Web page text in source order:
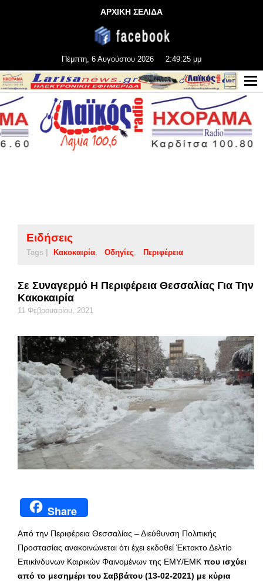
ΑΡΧΙΚΗ ΣΕΛΙΔΑ
Πέμπτη, 6 Αυγούστου 2026 2:49:25 μμ
Ειδήσεις
Tags | Κακοκαιρία Οδηγίες Περιφέρεια
Σε Συναγερμό Η Περιφέρεια Θεσσαλίας Για Την
Κακοκαιρία
11 Φεβρουαρίου, 2021
Share
Από την Περιφέρεια Θεσσαλίας – Διεύθυνση Πολιτικής
Προστασίας ανακοινώνεται ότι έχει εκδοθεί Έκτακτο Δελτίο
Επικίνδυνων Καιρικών Φαινομένων της ΕΜΥ/ΕΜΚ που ισχύει
από το μεσημέρι του Σαββάτου (13-02-2021) με κύρια